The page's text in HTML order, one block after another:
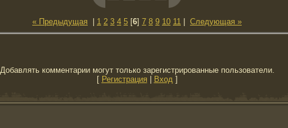
« Предыдущая 1 2 3 4 5 [6] 7 8 9 10 11 Следующая »
Добавлять комментарии могут только зарегистрированные пользователи.
[ Регистрация | Вход ]